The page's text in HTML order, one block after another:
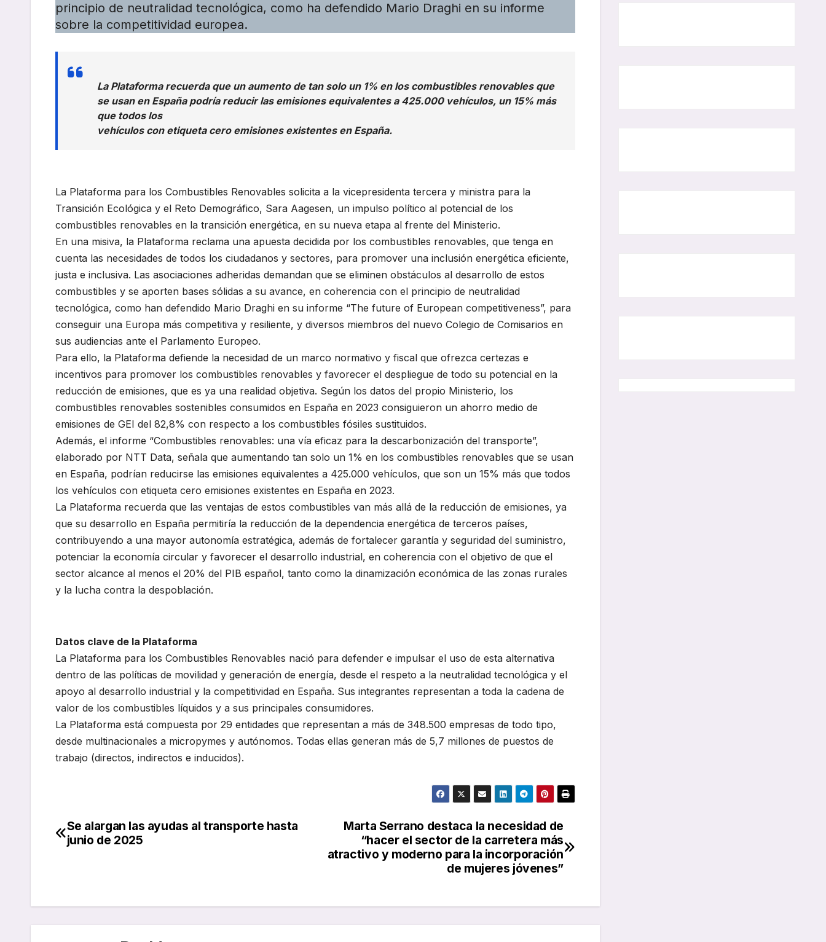
principio de neutralidad tecnológica, como ha defendido Mario Draghi en su informe
sobre la competitividad europea.
La Plataforma recuerda que un aumento de tan solo un 1% en los combustibles renovables que
se usan en España podría reducir las emisiones equivalentes a 425.000 vehículos, un 15% más
que todos los
vehículos con etiqueta cero emisiones existentes en España.
La Plataforma para los Combustibles Renovables solicita a la vicepresidenta tercera y ministra para la
Transición Ecológica y el Reto Demográfico, Sara Aagesen, un impulso político al potencial de los
combustibles renovables en la transición energética, en su nueva etapa al frente del Ministerio.
En una misiva, la Plataforma reclama una apuesta decidida por los combustibles renovables, que tenga en
cuenta las necesidades de todos los ciudadanos y sectores, para promover una inclusión energética eficiente,
justa e inclusiva. Las asociaciones adheridas demandan que se eliminen obstáculos al desarrollo de estos
combustibles y se aporten bases sólidas a su avance, en coherencia con el principio de neutralidad
tecnológica, como han defendido Mario Draghi en su informe “The future of European competitiveness”, para
conseguir una Europa más competitiva y resiliente, y diversos miembros del nuevo Colegio de Comisarios en
sus audiencias ante el Parlamento Europeo.
Para ello, la Plataforma defiende la necesidad de un marco normativo y fiscal que ofrezca certezas e
incentivos para promover los combustibles renovables y favorecer el despliegue de todo su potencial en la
reducción de emisiones, que es ya una realidad objetiva. Según los datos del propio Ministerio, los
combustibles renovables sostenibles consumidos en España en 2023 consiguieron un ahorro medio de
emisiones de GEI del 82,8% con respecto a los combustibles fósiles sustituidos.
Además, el informe “Combustibles renovables: una vía eficaz para la descarbonización del transporte”,
elaborado por NTT Data, señala que aumentando tan solo un 1% en los combustibles renovables que se usan
en España, podrían reducirse las emisiones equivalentes a 425.000 vehículos, que son un 15% más que todos
los vehículos con etiqueta cero emisiones existentes en España en 2023.
La Plataforma recuerda que las ventajas de estos combustibles van más allá de la reducción de emisiones, ya
que su desarrollo en España permitiría la reducción de la dependencia energética de terceros países,
contribuyendo a una mayor autonomía estratégica, además de fortalecer garantía y seguridad del suministro,
potenciar la economía circular y favorecer el desarrollo industrial, en coherencia con el objetivo de que el
sector alcance al menos el 20% del PIB español, tanto como la dinamización económica de las zonas rurales
y la lucha contra la despoblación.
Datos clave de la Plataforma
La Plataforma para los Combustibles Renovables nació para defender e impulsar el uso de esta alternativa
dentro de las políticas de movilidad y generación de energía, desde el respeto a la neutralidad tecnológica y el
apoyo al desarrollo industrial y la competitividad en España. Sus integrantes representan a toda la cadena de
valor de los combustibles líquidos y a sus principales consumidores.
La Plataforma está compuesta por 29 entidades que representan a más de 348.500 empresas de todo tipo,
desde multinacionales a micropymes y autónomos. Todas ellas generan más de 5,7 millones de puestos de
trabajo (directos, indirectos e inducidos).
Navegación
Marta Serrano destaca la necesidad de
“hacer el sector de la carretera más
atractivo y moderno para la incorporación
de mujeres jóvenes”
Se alargan las ayudas al transporte hasta
junio de 2025